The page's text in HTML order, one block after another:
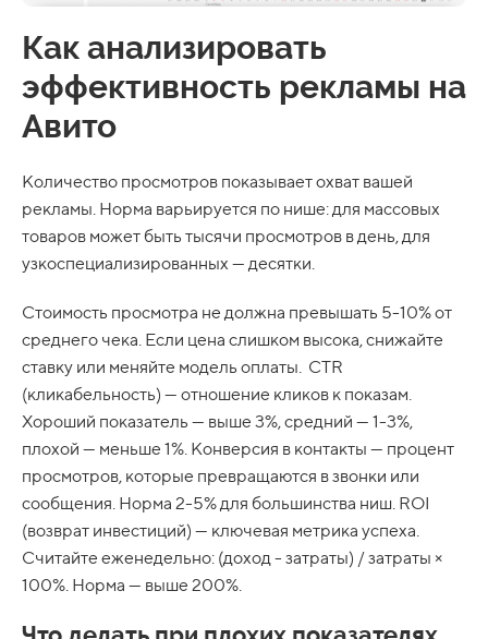
Как анализировать
эффективность рекламы на
Авито
Количество просмотров показывает охват вашей
рекламы. Норма варьируется по нише: для массовых
товаров может быть тысячи просмотров в день, для
узкоспециализированных — десятки.
Стоимость просмотра не должна превышать 5-10% от
среднего чека. Если цена слишком высока, снижайте
ставку или меняйте модель оплаты. CTR
(кликабельность) — отношение кликов к показам.
Хороший показатель — выше 3%, средний — 1-3%,
плохой — меньше 1%. Конверсия в контакты — процент
просмотров, которые превращаются в звонки или
сообщения. Норма 2-5% для большинства ниш. ROI
(возврат инвестиций) — ключевая метрика успеха.
Считайте еженедельно: (доход - затраты) / затраты ×
100%. Норма — выше 200%.